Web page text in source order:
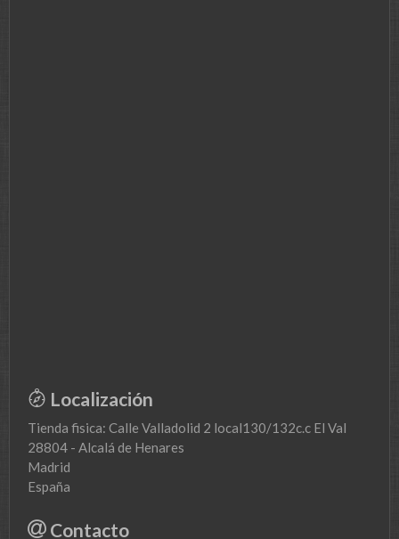
Localización
Tienda fisica: Calle Valladolid 2 local130/132c.c El Val
28804 - Alcalá de Henares
Madrid
España
Contacto